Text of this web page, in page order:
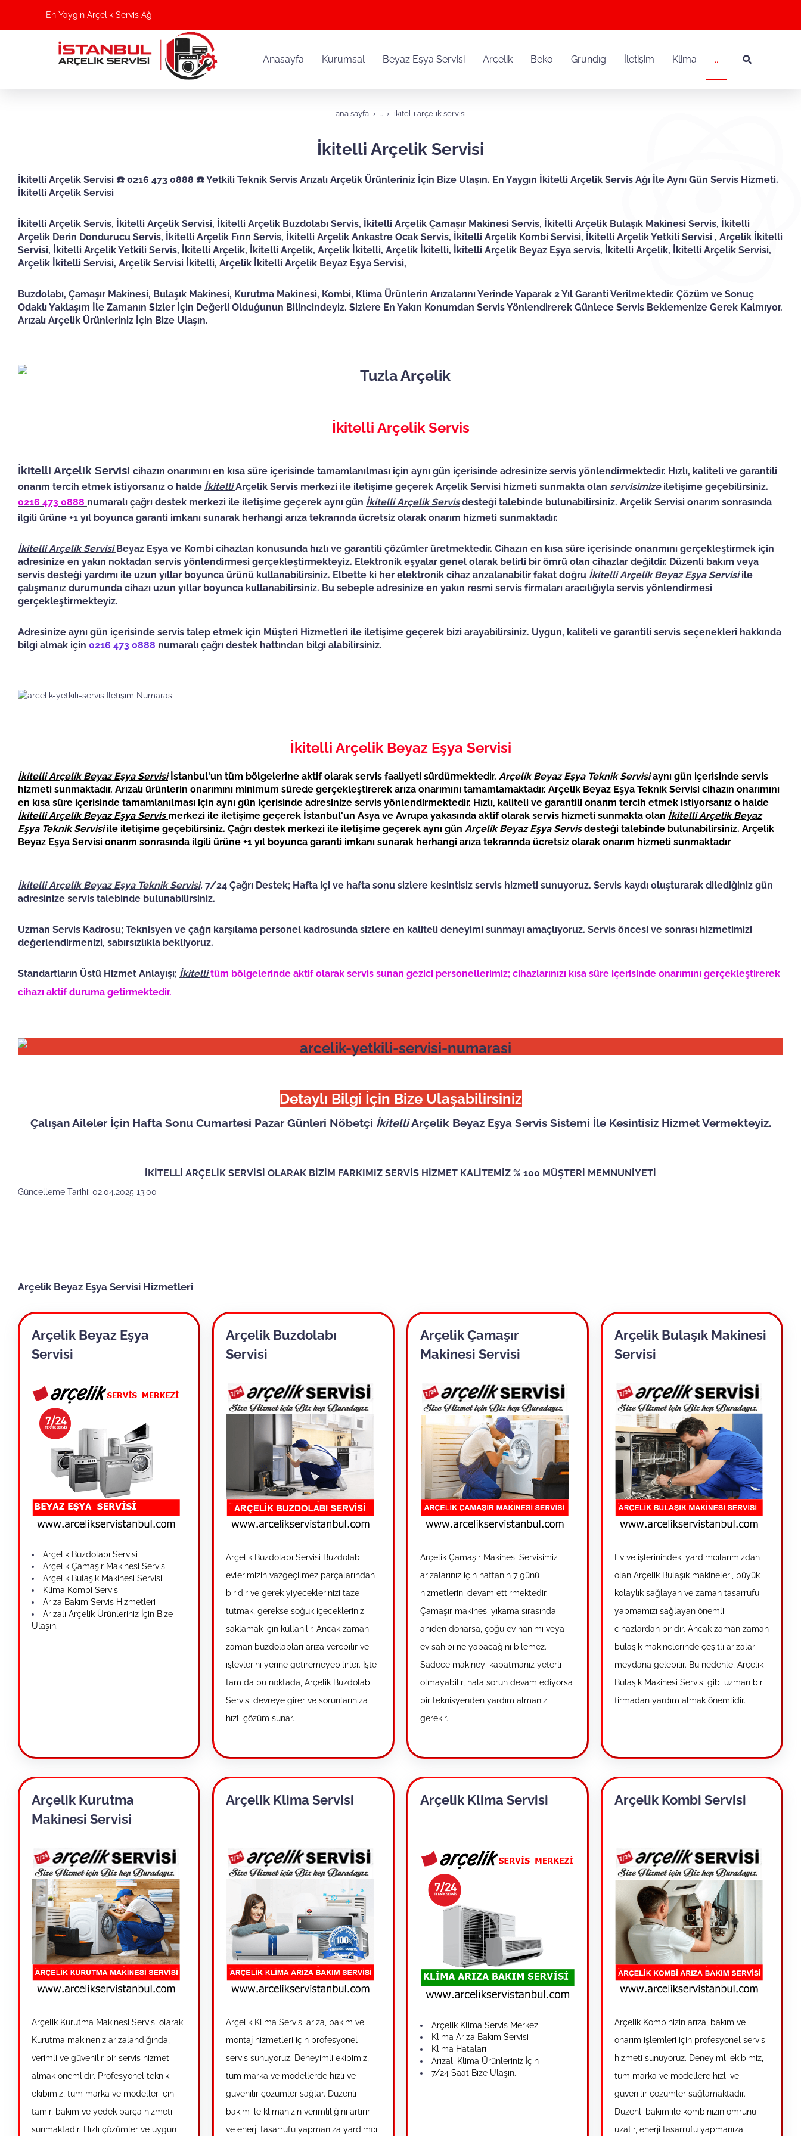
En Yaygın Arçelik Servis Ağı
Anasayfa Kurumsal Beyaz Eşya Servisi Arçelik Beko Grundıg İletişim Klima ..
ana sayfa .. i̇kitelli arçelik servisi
İkitelli Arçelik Servisi
İkitelli Arçelik Servisi ☎️ 0216 473 0888 ☎️ Yetkili Teknik Servis Arızalı Arçelik Ürünleriniz İçin Bize Ulaşın. En Yaygın İkitelli Arçelik Servis Ağı İle Aynı Gün Servis Hizmeti.
İkitelli Arçelik Servisi
İkitelli Arçelik Servis, İkitelli Arçelik Servisi, İkitelli Arçelik Buzdolabı Servis, İkitelli Arçelik Çamaşır Makinesi Servis, İkitelli Arçelik Bulaşık Makinesi Servis, İkitelli
Arçelik Derin Dondurucu Servis, İkitelli Arçelik Fırın Servis, İkitelli Arçelik Ankastre Ocak Servis, İkitelli Arçelik Kombi Servisi, İkitelli Arçelik Yetkili Servisi , Arçelik İkitelli
Servisi, İkitelli Arçelik Yetkili Servis, İkitelli Arçelik, İkitelli Arçelik, Arçelik İkitelli, Arçelik İkitelli, İkitelli Arçelik Beyaz Eşya servis, İkitelli Arçelik, İkitelli Arçelik Servisi,
Arçelik İkitelli Servisi, Arçelik Servisi İkitelli, Arçelik İkitelli Arçelik Beyaz Eşya Servisi,
Buzdolabı, Çamaşır Makinesi, Bulaşık Makinesi, Kurutma Makinesi, Kombi, Klima Ürünlerin Arızalarını Yerinde Yaparak 2 Yıl Garanti Verilmektedir. Çözüm ve Sonuç
Odaklı Yaklaşım İle Zamanın Sizler İçin Değerli Olduğunun Bilincindeyiz. Sizlere En Yakın Konumdan Servis Yönlendirerek Günlece Servis Beklemenize Gerek Kalmıyor.
Arızalı Arçelik Ürünleriniz İçin Bize Ulaşın.
İkitelli Arçelik Servis
İkitelli Arçelik Servisi cihazın onarımını en kısa süre içerisinde tamamlanılması için aynı gün içerisinde adresinize servis yönlendirmektedir. Hızlı, kaliteli ve garantili
onarım tercih etmek istiyorsanız o halde İkitelliArçelik Servis merkezi ile iletişime geçerek Arçelik Servisi hizmeti sunmakta olan servisimize iletişime geçebilirsiniz.
0216 473 0888 numaralı çağrı destek merkezi ile iletişime geçerek aynı gün İkitelliArçelik Servisdesteği talebinde bulunabilirsiniz. Arçelik Servisi onarım sonrasında
ilgili ürüne +1 yıl boyunca garanti imkanı sunarak herhangi arıza tekrarında ücretsiz olarak onarım hizmeti sunmaktadır.
İkitelli Arçelik Servisi Beyaz Eşya ve Kombi cihazları konusunda hızlı ve garantili çözümler üretmektedir. Cihazın en kısa süre içerisinde onarımını gerçekleştirmek için
adresinize en yakın noktadan servis yönlendirmesi gerçekleştirmekteyiz. Elektronik eşyalar genel olarak belirli bir ömrü olan cihazlar değildir. Düzenli bakım veya
servis desteği yardımı ile uzun yıllar boyunca ürünü kullanabilirsiniz. Elbette ki her elektronik cihaz arızalanabilir fakat doğru İkitelliArçelik Beyaz Eşya Servisiile
çalışmanız durumunda cihazı uzun yıllar boyunca kullanabilirsiniz. Bu sebeple adresinize en yakın resmi servis firmaları aracılığıyla servis yönlendirmesi
gerçekleştirmekteyiz.
Adresinize aynı gün içerisinde servis talep etmek için Müşteri Hizmetleri ile iletişime geçerek bizi arayabilirsiniz. Uygun, kaliteli ve garantili servis seçenekleri hakkında
bilgi almak için 0216 473 0888 numaralı çağrı destek hattından bilgi alabilirsiniz.
İkitelli Arçelik Beyaz Eşya Servisi
İkitelli Arçelik Beyaz Eşya Servisiİstanbul'un tüm bölgelerine aktif olarak servis faaliyeti sürdürmektedir. Arçelik Beyaz Eşya Teknik Servisiaynı gün içerisinde servis
hizmeti sunmaktadır. Arızalı ürünlerin onarımını minimum sürede gerçekleştirerek arıza onarımını tamamlamaktadır. Arçelik Beyaz Eşya Teknik Servisi cihazın onarımını
en kısa süre içerisinde tamamlanılması için aynı gün içerisinde adresinize servis yönlendirmektedir. Hızlı, kaliteli ve garantili onarım tercih etmek istiyorsanız o halde
İkitelliArçelik Beyaz Eşya Servis merkezi ile iletişime geçerek İstanbul'un Asya ve Avrupa yakasında aktif olarak servis hizmeti sunmakta olan İkitelliArçelik Beyaz
Eşya Teknik Servisiile iletişime geçebilirsiniz. Çağrı destek merkezi ile iletişime geçerek aynı gün Arçelik Beyaz Eşya Servisdesteği talebinde bulunabilirsiniz. Arçelik
Beyaz Eşya Servisi onarım sonrasında ilgili ürüne +1 yıl boyunca garanti imkanı sunarak herhangi arıza tekrarında ücretsiz olarak onarım hizmeti sunmaktadır
İkitelli Arçelik Beyaz Eşya Teknik Servisi, 7/24 Çağrı Destek; Hafta içi ve hafta sonu sizlere kesintisiz servis hizmeti sunuyoruz. Servis kaydı oluşturarak dilediğiniz gün
adresinize servis talebinde bulunabilirsiniz.
Uzman Servis Kadrosu; Teknisyen ve çağrı karşılama personel kadrosunda sizlere en kaliteli deneyimi sunmayı amaçlıyoruz. Servis öncesi ve sonrası hizmetimizi
değerlendirmenizi, sabırsızlıkla bekliyoruz.
Standartların Üstü Hizmet Anlayışı; İkitellitüm bölgelerinde aktif olarak servis sunan gezici personellerimiz; cihazlarınızı kısa süre içerisinde onarımını gerçekleştirerek
cihazı aktif duruma getirmektedir.
Detaylı Bilgi İçin Bize Ulaşabilirsiniz
Çalışan Aileler İçin Hafta Sonu Cumartesi Pazar Günleri Nöbetçi İkitelliArçelik Beyaz Eşya Servis Sistemi İle Kesintisiz Hizmet Vermekteyiz.
İKİTELLİ ARÇELİK SERVİSİ OLARAK BİZİM FARKIMIZ SERVİS HİZMET KALİTEMİZ % 100 MÜŞTERİ MEMNUNİYETİ
Güncelleme Tarihi: 02.04.2025 13:00
Arçelik Beyaz Eşya Servisi Hizmetleri
Arçelik Beyaz Eşya
Servisi
Arçelik Buzdolabı Servisi
Arçelik Çamaşır Makinesi Servisi
Arçelik Bulaşık Makinesi Servisi
Klima Kombi Servisi
Arıza Bakım Servis Hizmetleri
Arızalı Arçelik Ürünleriniz İçin Bize
Ulaşın.
Arçelik Buzdolabı
Servisi
Arçelik Buzdolabı Servisi Buzdolabı
evlerimizin vazgeçilmez parçalarından
biridir ve gerek yiyeceklerinizi taze
tutmak, gerekse soğuk içeceklerinizi
saklamak için kullanılır. Ancak zaman
zaman buzdolapları arıza verebilir ve
işlevlerini yerine getiremeyebilirler. İşte
tam da bu noktada, Arçelik Buzdolabı
Servisi devreye girer ve sorunlarınıza
hızlı çözüm sunar.
Arçelik Çamaşır
Makinesi Servisi
Arçelik Çamaşır Makinesi Servisimiz
arızalarınız için haftanın 7 günü
hizmetlerini devam ettirmektedir.
Çamaşır makinesi yıkama sırasında
aniden donarsa, çoğu ev hanımı veya
ev sahibi ne yapacağını bilemez.
Sadece makineyi kapatmanız yeterli
olmayabilir, hala sorun devam ediyorsa
bir teknisyenden yardım almanız
gerekir.
Arçelik Bulaşık Makinesi
Servisi
Ev ve işlerinindeki yardımcılarımızdan
olan Arçelik Bulaşık makineleri, büyük
kolaylık sağlayan ve zaman tasarrufu
yapmamızı sağlayan önemli
cihazlardan biridir. Ancak zaman zaman
bulaşık makinelerinde çeşitli arızalar
meydana gelebilir. Bu nedenle, Arçelik
Bulaşık Makinesi Servisi gibi uzman bir
firmadan yardım almak önemlidir.
Arçelik Kurutma
Makinesi Servisi
Arçelik Kurutma Makinesi Servisi olarak
Kurutma makineniz arızalandığında,
verimli ve güvenilir bir servis hizmeti
almak önemlidir. Profesyonel teknik
ekibimiz, tüm marka ve modeller için
tamir, bakım ve yedek parça hizmeti
sunmaktadır. Hızlı çözümler ve uygun
Arçelik Klima Servisi
Arçelik Klima Servisi arıza, bakım ve
montaj hizmetleri için profesyonel
servis sunuyoruz. Deneyimli ekibimiz,
tüm marka ve modellerde hızlı ve
güvenilir çözümler sağlar. Düzenli
bakım ile klimanızın verimliliğini artırır
ve enerji tasarrufu yapmanıza yardımcı
Arçelik Klima Servisi
Arçelik Klima Servis Merkezi
Klima Arıza Bakım Servisi
Klima Hataları
Arızalı Klima Ürünleriniz İçin
7/24 Saat Bize Ulaşın.
Arçelik Kombi Servisi
Arçelik Kombinizin arıza, bakım ve
onarım işlemleri için profesyonel servis
hizmeti sunuyoruz. Deneyimli ekibimiz,
tüm marka ve modellere hızlı ve
güvenilir çözümler sağlamaktadır.
Düzenli bakım ile kombinizin ömrünü
uzatır, enerji tasarrufu yapmanıza